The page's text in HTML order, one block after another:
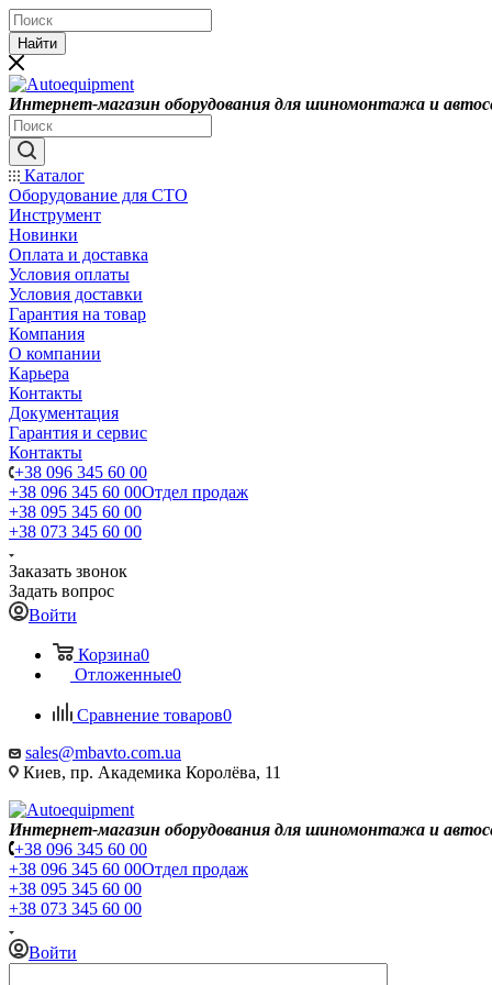
Найти
Интернет-магазин оборудования для шиномонтажа и
Каталог
Оборудование для СТО
Инструмент
Новинки
Оплата и доставка
Условия оплаты
Условия доставки
Гарантия на товар
Компания
О компании
Карьера
Контакты
Документация
Гарантия и сервис
Контакты
+38 096 345 60 00
+38 096 345 60 00Отдел продаж
+38 095 345 60 00
+38 073 345 60 00
Заказать звонок
Задать вопрос
Войти
Корзина0
Отложенные0
Сравнение товаров0
sales@mbavto.com.ua
Киев, пр. Академика Королёва, 11
Интернет-магазин оборудования для шиномонтажа и
+38 096 345 60 00
+38 096 345 60 00Отдел продаж
+38 095 345 60 00
+38 073 345 60 00
Войти